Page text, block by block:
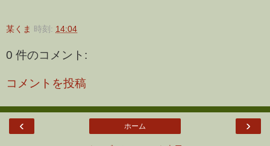
某くま 時刻: 14:04
0 件のコメント:
コメントを投稿
‹ ›
ホーム